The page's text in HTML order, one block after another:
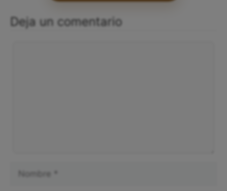
Deja un comentario